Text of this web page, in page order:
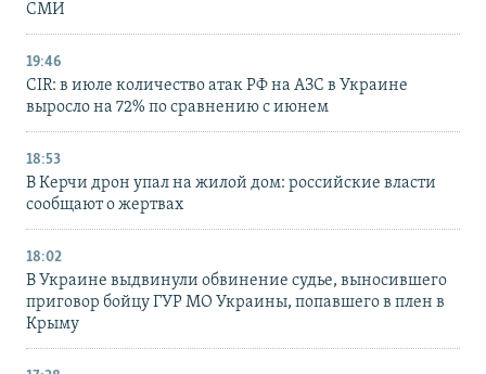
СМИ
19:46
CIR: в июле количество атак РФ на АЗС в Украине
выросло на 72% по сравнению с июнем
18:53
В Керчи дрон упал на жилой дом: российские власти
сообщают о жертвах
18:02
В Украине выдвинули обвинение судье, выносившего
приговор бойцу ГУР МО Украины, попавшего в плен в
Крыму